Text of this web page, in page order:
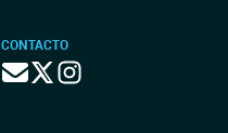
CONTACTO